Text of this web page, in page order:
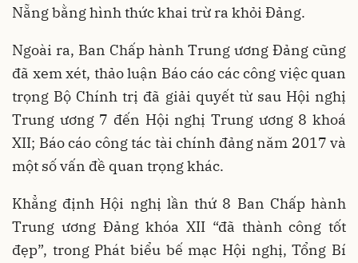
Nẵng bằng hình thức khai trừ ra khỏi Đảng.
Ngoài ra, Ban Chấp hành Trung ương Đảng cũng
đã xem xét, thảo luận Báo cáo các công việc quan
trọng Bộ Chính trị đã giải quyết từ sau Hội nghị
Trung ương 7 đến Hội nghị Trung ương 8 khoá
XII; Báo cáo công tác tài chính đảng năm 2017 và
một số vấn đề quan trọng khác.
Khẳng định Hội nghị lần thứ 8 Ban Chấp hành
Trung ương Đảng khóa XII “đã thành công tốt
đẹp”, trong Phát biểu bế mạc Hội nghị, Tổng Bí